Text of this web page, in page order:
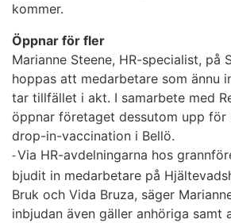
kommer.
Öppnar för fler
Marianne Steene, HR-specialist, på
hoppas att medarbetare som ännu
tar tillfället i akt. I samarbete med
öppnar företaget dessutom upp för
drop-in-vaccination i Bellö.
-Via HR-avdelningarna hos
bjudit in medarbetare på
Bruk och Vida Bruza, säger
inbjudan även gäller anhöriga samt